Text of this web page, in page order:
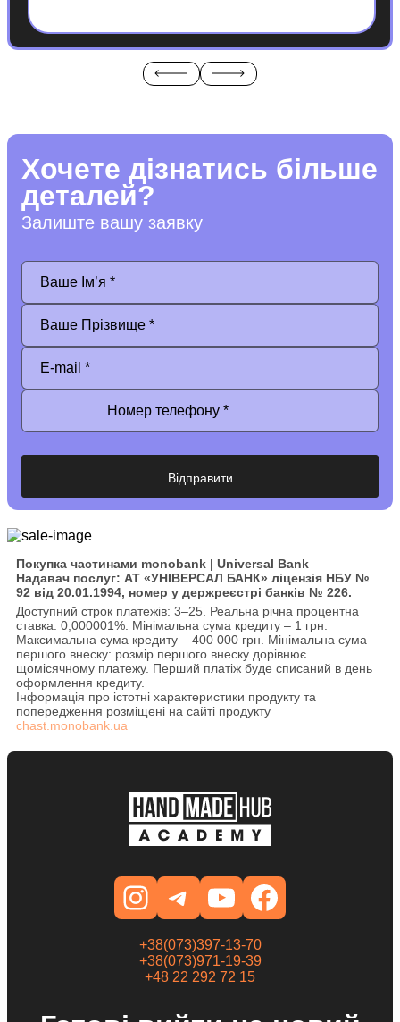
Хочете дізнатись більше
деталей?
Залиште вашу заявку
Покупка частинами monobank | Universal Bank
Надавач послуг: АТ «УНІВЕРСАЛ БАНК» ліцензія НБУ №
92 від 20.01.1994, номер у держреєстрі банків № 226.
Доступний строк платежів: 3–25. Реальна річна процентна
ставка: 0,000001%. Мінімальна сума кредиту – 1 грн.
Максимальна сума кредиту – 400 000 грн. Мінімальна сума
першого внеску: розмір першого внеску дорівнює
щомісячному платежу. Перший платіж буде списаний в день
оформлення кредиту.
Інформація про істотні характеристики продукту та
попередження розміщені на сайті продукту
chast.monobank.ua
+38(073)397-13-70
+38(073)971-19-39
+48 22 292 72 15